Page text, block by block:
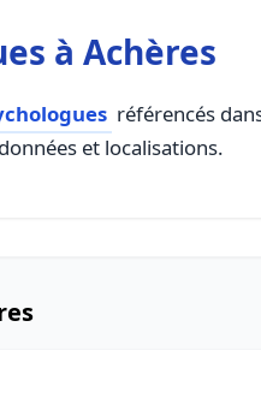
à Achères
référencés
et localisations.